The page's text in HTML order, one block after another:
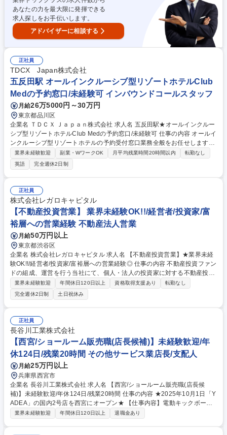
人当たり約10社ほど担当。営業の割合は既存80：新規20。 募集職種 札幌
【卸営業職（業務用・量販）】★ワインが好きな方大歓迎！★
あなたの力を最大限に発揮できる
求人探しをお手伝いします。
アドバイザーに相談する
正社員
TDCX Japan株式会社
五反田駅 オールインクルーシブ型リゾートホテルClub
Medの予約窓口/未経験可 インバウンドコールスタッフ
月給26万5000円～30万円
東京都品川区
企業名 ＴＤＣＸ Ｊａｐａｎ株式会社 求人名 五反田駅★オールインクルー
シブ型リゾートホテルClub Medの予約窓口/未経験可 仕事の内容 オールイ
ンクルーシブ型リゾートホテルの予約受付窓口業務全般をお任せします。
※サポート体制が整っていますので、未経験の方もご安心ください。 ＜業
務内容＞ ■予約に関する問い合わせへの対応（電話、チャット、メール）
■お客様情報、サポート内容のデータ管理 ■キャンペーン中のリゾート
地、施設についての情報、予約状況、見積りの提供■宿泊、航空券の予約
手配 ■英語表記のシステムを使っての予約管理業務 募集職種 五反田駅★
オールインクルーシブ型リゾートホテルClub Medの予約窓口/未経験可
業界未経験歓迎 副業・WワークOK 月平均残業時間20時間以内
転勤なし
英語
完全週休2日制
正社員
株式会社レガロキャピタル
【不動産投資営業】 業界未経験OK!!/経営者/投資家/富
裕層への営業経験 不動産法人営業
月給50万円以上
東京都渋谷区
企業名 株式会社レガロキャピタル 求人名 【不動産投資営業】★業界未経
験OK!!/経営者/投資家/富裕層への営業経験◎ 仕事の内容 不動産投資ファン
ドの組成、運営を行う当社にて、個人・法人の投資家に対する不動産投資
営業をお任せします。企業間の仲介やアドバイス、資金集め、売買等当社
で収益化できる幅広いプロジェクトを獲得する役割です 【具体業務】■商
業ビル(5～100億円規模)を中心に、レジデンス・オフィス・ホテルなど幅
広い物件のアセットマネジメント■不動産全般に関するお困りごとの解決
から投資収益の最大化まで、長期的にお客様をサポート ※国内、シンガポ
ールや香港、台湾等の海外個人投資家と長期的に向き合えることがやりが
いでもあり、魅力です！※ファイナンスアレンジ含め、不動産投資に関す
るあらゆる分野を網羅したキャリア形成ができます！ 募集職種 【不動産
投資営業】★業界未経験OK!!/経営者/投資家/富裕層への営業経験◎
業界未経験歓迎 年間休日120日以上 資格取得支援あり
転勤なし
完全週休2日制
土日祝休み
正社員
長谷川工業株式会社
【西宮/ショールーム販売職(店長候補)】未経験歓迎/年
休124日/残業20時間 その他サービス業店長/支配人
月給25万円以上
兵庫県西宮市
企業名 長谷川工業株式会社 求人名 【西宮/ショールーム販売職(店長候
補)】未経験歓迎/年休124日/残業20時間 仕事の内容 ★2025年10月1日「Y
ADEA」の国内2号店を西宮にオープン★ 【仕事内容】電動キックボー
ド、電動アシスト自転車だけでなく注目がされつつある電動バイクなど
業界未経験歓迎 年間休日120日以上 退職金あり